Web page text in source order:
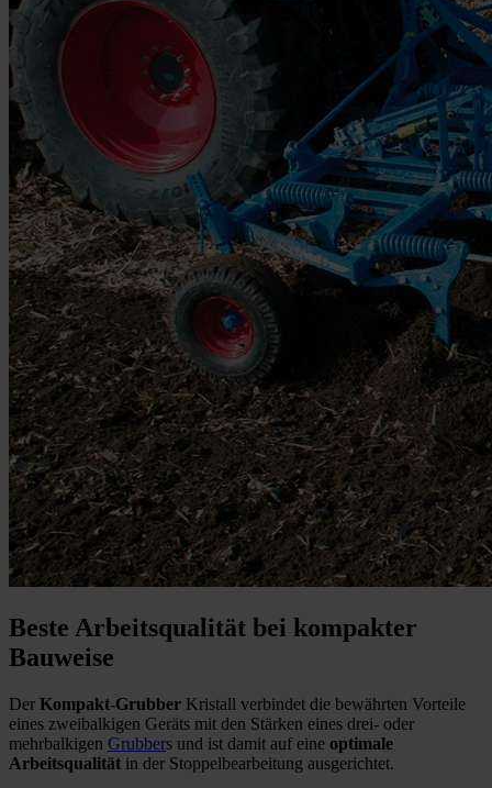
Beste Arbeitsqualität bei kompakter
Bauweise
Der Kompakt-Grubber Kristall verbindet die bewährten Vorteile
eines zweibalkigen Geräts mit den Stärken eines drei- oder
mehrbalkigen Grubbers und ist damit auf eine optimale
Arbeitsqualität in der Stoppelbearbeitung ausgerichtet.